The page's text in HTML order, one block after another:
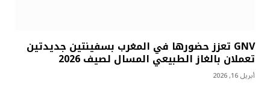
GNV تعزز حضورها في المغرب بسفينتين جديدتين
تعملان بالغاز الطبيعي المسال لصيف 2026
أبريل 16, 2026